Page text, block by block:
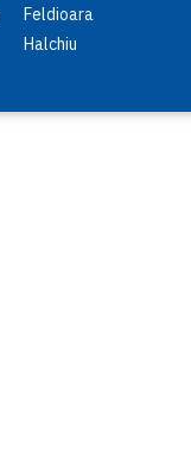
Feldioara
Halchiu